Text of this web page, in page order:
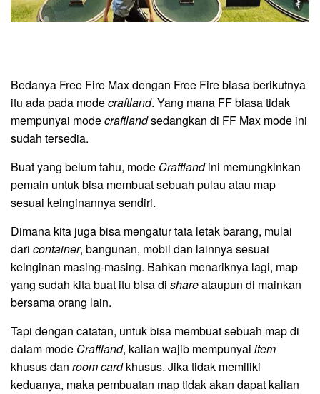
Bedanya Free Fire Max dengan Free Fire biasa berikutnya
itu ada pada modecraftland. Yang mana FF biasa tidak
mempunyai modecraftlandsedangkan di FF Max mode ini
sudah tersedia.
Buat yang belum tahu, mode Craftlandini memungkinkan
pemain untuk bisa membuat sebuah pulau atau map
sesuai keinginannya sendiri.
Dimana kita juga bisa mengatur tata letak barang, mulai
dari container, bangunan, mobil dan lainnya sesuai
keinginan masing-masing. Bahkan menariknya lagi, map
yang sudah kita buat itu bisa di shareataupun di mainkan
bersama orang lain.
Tapi dengan catatan, untuk bisa membuat sebuah map di
dalam mode Craftland, kalian wajib mempunyai item
khusus dan room cardkhusus. Jika tidak memiliki
keduanya, maka pembuatan map tidak akan dapat kalian